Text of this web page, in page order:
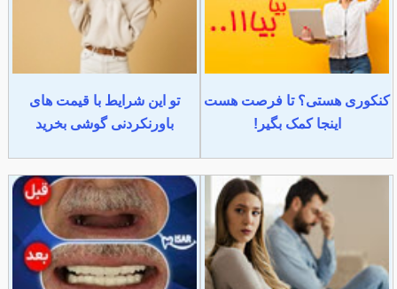
کنکوری هستی؟ تا فرصت هست
اینجا کمک بگیر!
تو این شرایط با قیمت های
باورنکردنی گوشی بخرید